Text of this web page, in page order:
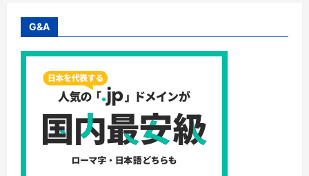
用
き
シ
ャ
ン
プ
な
の
か？
に
つ
い
G&A